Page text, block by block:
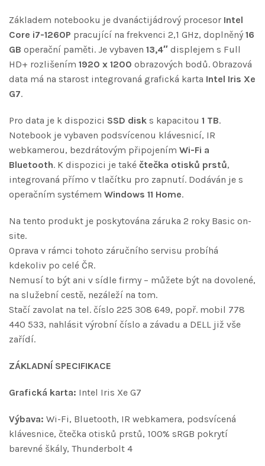
Základem notebooku je dvanáctijádrový procesor Intel
Core i7-1260P pracující na frekvenci 2,1 GHz, doplněný 16
GB operační paměti. Je vybaven 13,4″ displejem s Full
HD+ rozlišením 1920 x 1200 obrazových bodů. Obrazová
data má na starost integrovaná grafická karta Intel Iris Xe
G7.
Pro data je k dispozici SSD disk s kapacitou 1 TB.
Notebook je vybaven podsvícenou klávesnicí, IR
webkamerou, bezdrátovým připojením Wi-Fi a
Bluetooth. K dispozici je také čtečka otisků prstů,
integrovaná přímo v tlačítku pro zapnutí. Dodáván je s
operačním systémem Windows 11 Home.
Na tento produkt je poskytována záruka 2 roky Basic on-
site.
Oprava v rámci tohoto záručního servisu probíhá
kdekoliv po celé ČR.
Nemusí to být ani v sídle firmy – můžete být na dovolené,
na služební cestě, nezáleží na tom.
Stačí zavolat na tel. číslo 225 308 649, popř. mobil 778
440 533, nahlásit výrobní číslo a závadu a DELL již vše
zařídí.
ZÁKLADNÍ SPECIFIKACE
Grafická karta: Intel Iris Xe G7
Výbava: Wi-Fi, Bluetooth, IR webkamera, podsvícená
klávesnice, čtečka otisků prstů, 100% sRGB pokrytí
barevné škály, Thunderbolt 4